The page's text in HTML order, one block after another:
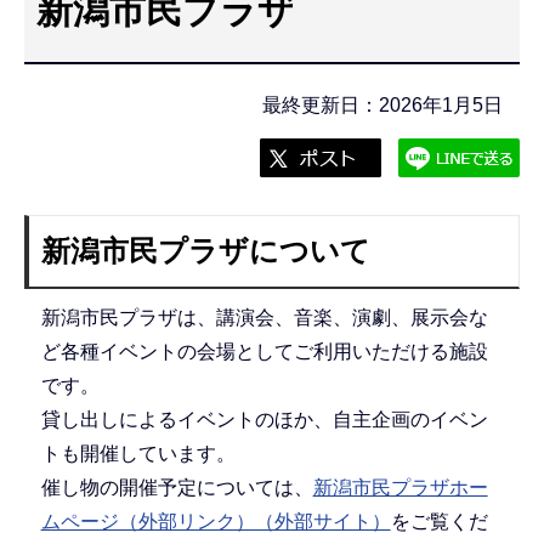
新潟市民プラザ
最終更新日：2026年1月5日
新潟市民プラザについて
新潟市民プラザは、講演会、音楽、演劇、展示会な
ど各種イベントの会場としてご利用いただける施設
です。
貸し出しによるイベントのほか、自主企画のイベン
トも開催しています。
催し物の開催予定については、 新潟市民プラザホー
ムページ（外部リンク）（外部サイト）
をご覧くだ